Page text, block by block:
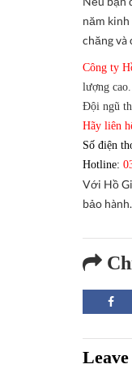
năm
chăng và
Công ty
lượng cao.
Đội ngũ
Hãy liên
Số điện
Hotline:
Với Hồ
bảo hành.